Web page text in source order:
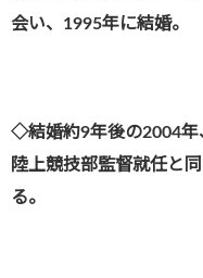
会い、1995年に結婚。
◇結婚約9年後の2004年
陸上競技部監督就任と
る。